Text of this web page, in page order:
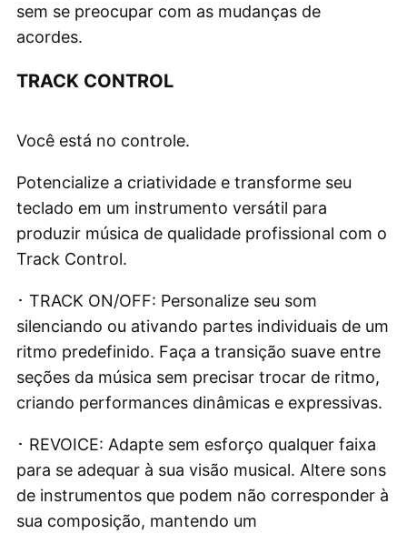
sem se preocupar com as mudanças de
acordes.
TRACK CONTROL
Você está no controle.
Potencialize a criatividade e transforme seu
teclado em um instrumento versátil para
produzir música de qualidade profissional com o
Track Control.
･ TRACK ON/OFF: Personalize seu som
silenciando ou ativando partes individuais de um
ritmo predefinido. Faça a transição suave entre
seções da música sem precisar trocar de ritmo,
criando performances dinâmicas e expressivas.
･ REVOICE: Adapte sem esforço qualquer faixa
para se adequar à sua visão musical. Altere sons
de instrumentos que podem não corresponder à
sua composição, mantendo um